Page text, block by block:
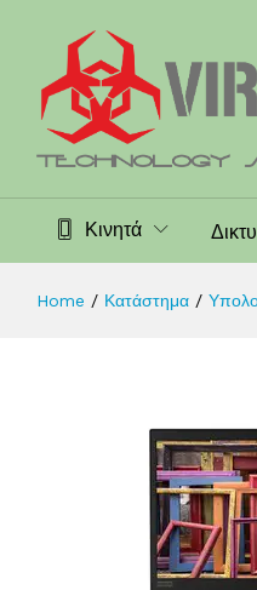
Κινητά
Home / Κατάστημα /
Περιγραφή